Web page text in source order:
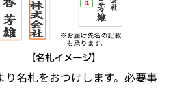
名札をおつけします。必要事